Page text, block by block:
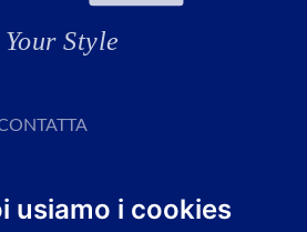
usiamo i cookies
PER OGNI APPLICAZIONE
il tuo preventivo qui